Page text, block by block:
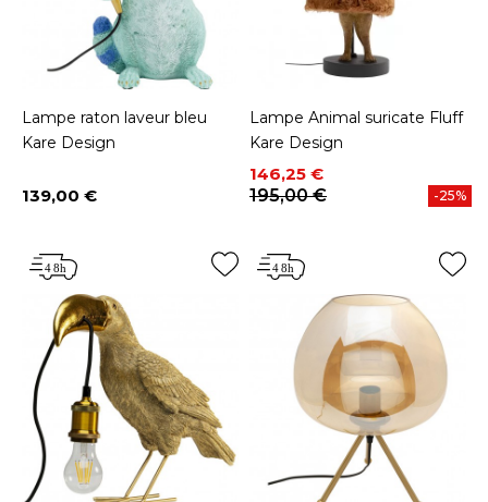
Lampe raton laveur bleu
Kare Design
Prix
139,00 €
Lampe Animal suricate Fluff
Kare Design
Prix
146,25 €
Prix de base
195,00 €
-25%